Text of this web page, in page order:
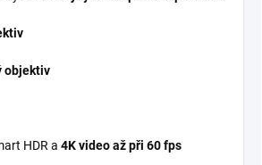
objektiv
HDR a 4K video až při 60 fps